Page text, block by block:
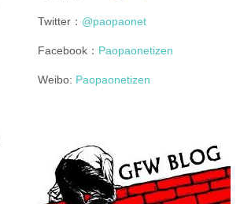
Twitter： @paopaonet
Facebook： Paopaonetizen
Weibo: Paopaonetizen
gfw_blog_small.jpg